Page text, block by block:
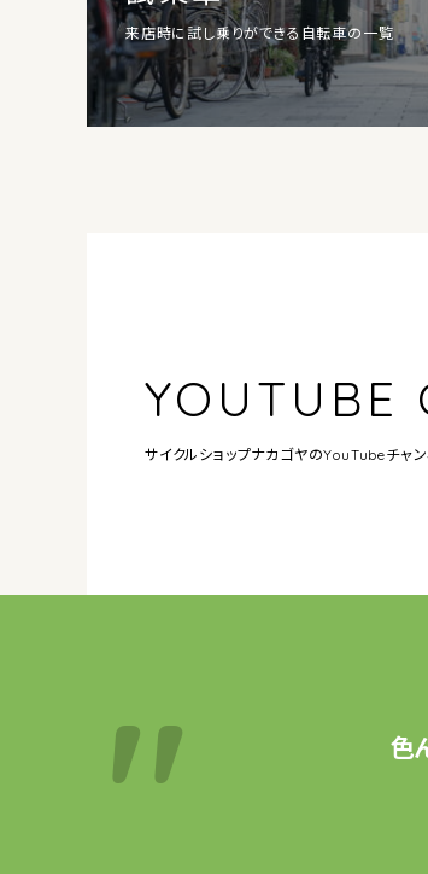
来店時に試し乗りができる自転車の一覧
YOUTUBE
サイクルショップナカゴヤのYouTubeチャン
色